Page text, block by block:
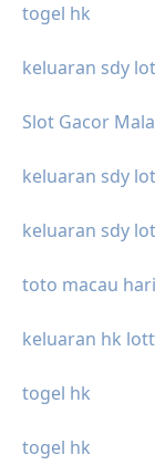
togel hk
keluaran sdy
Slot Gacor
keluaran sdy
keluaran sdy
toto macau
keluaran hk
togel hk
togel hk